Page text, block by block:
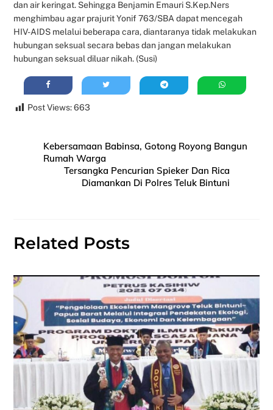
dan air keringat. Sehingga Benjamin Emauri S.Kep.Ners
menghimbau agar prajurit Yonif 763/SBA dapat mencegah
HIV-AIDS melalui beberapa cara, diantaranya tidak melakukan
hubungan seksual secara bebas dan jangan melakukan
hubungan seksual diluar nikah. (Susi)
Post Views: 663
Kebersamaan Babinsa, Gotong Royong Bangun
Rumah Warga
Tersangka Pencurian Spieker Dan Rica
Diamankan Di Polres Teluk Bintuni
Related Posts